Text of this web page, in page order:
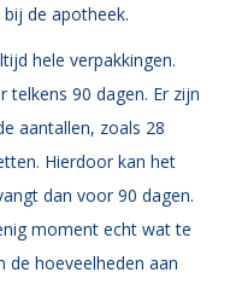
de apotheek.
hele verpakkingen.
telkens 90 dagen. Er zijn
aantallen, zoals 28
Hierdoor kan het
dan voor 90 dagen.
moment echt wat te
de hoeveelheden aan